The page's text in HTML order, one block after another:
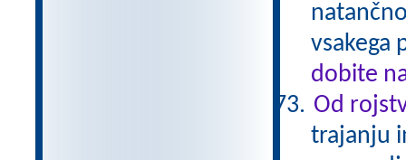
vsakega
dobite
Od
trajanju